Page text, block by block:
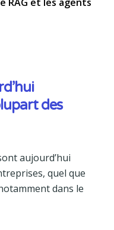
des
aujourd’hui
quel que
dans le